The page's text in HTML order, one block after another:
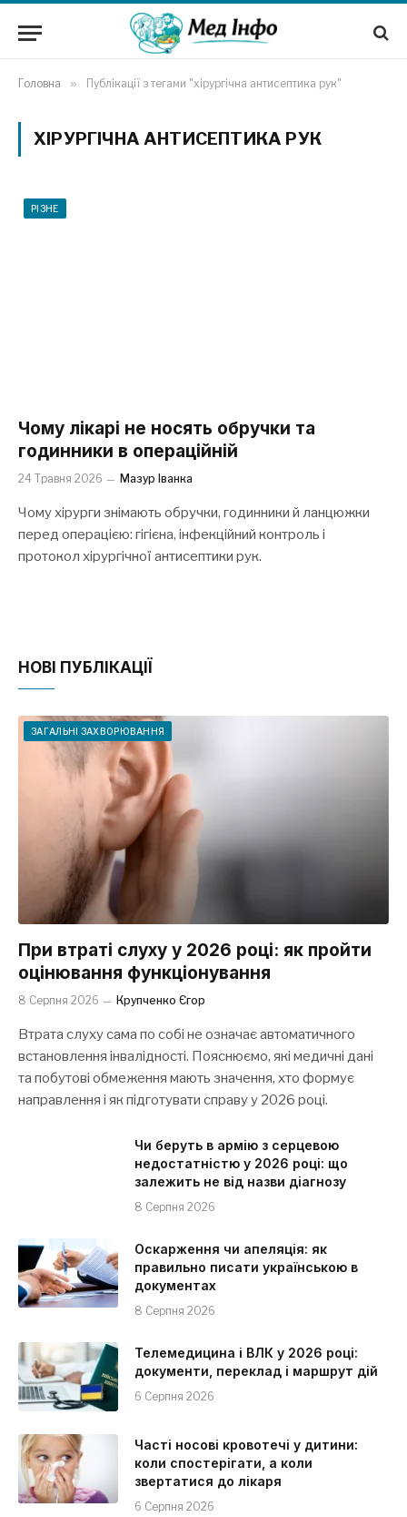
Головна » Публікації з тегами "хірургічна антисептика рук"
ХІРУРГІЧНА АНТИСЕПТИКА РУК
РІЗНЕ
Чому лікарі не носять обручки та
годинники в операційній
24 Травня 2026 Мазур Іванка
Чому хірурги знімають обручки, годинники й ланцюжки
перед операцією: гігієна, інфекційний контроль і
протокол хірургічної антисептики рук.
НОВІ ПУБЛІКАЦІЇ
ЗАГАЛЬНІ ЗАХВОРЮВАННЯ
При втраті слуху у 2026 році: як пройти
оцінювання функціонування
8 Серпня 2026 Крупченко Єгор
Втрата слуху сама по собі не означає автоматичного
встановлення інвалідності. Пояснюємо, які медичні дані
та побутові обмеження мають значення, хто формує
направлення і як підготувати справу у 2026 році.
Чи беруть в армію з серцевою
недостатністю у 2026 році: що
залежить не від назви діагнозу
8 Серпня 2026
Оскарження чи апеляція: як
правильно писати українською в
документах
8 Серпня 2026
Телемедицина і ВЛК у 2026 році:
документи, переклад і маршрут дій
6 Серпня 2026
Часті носові кровотечі у дитини:
коли спостерігати, а коли
звертатися до лікаря
6 Серпня 2026